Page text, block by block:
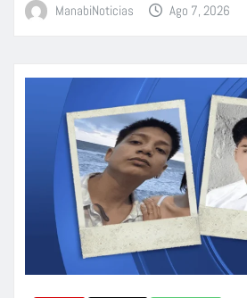
ManabiNoticias Ago 7, 2026